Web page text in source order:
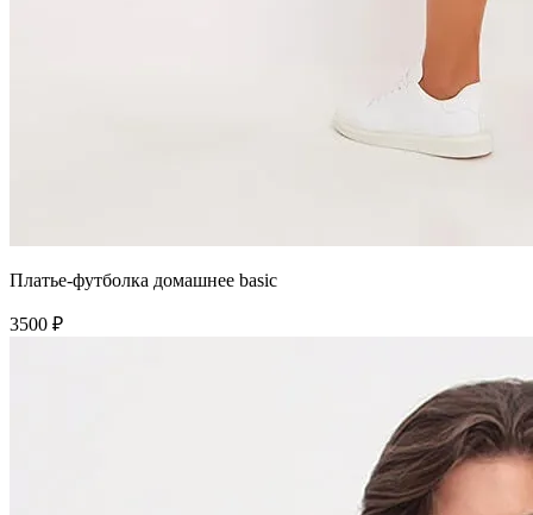
Платье-футболка домашнее basic
3500 ₽